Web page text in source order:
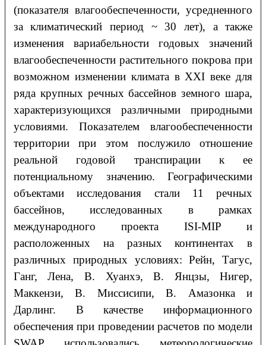
(показателя влагообеспеченности, усредненного
за климатический период ~ 30 лет), а также
изменения вариабельности годовых значений
влагообеспеченности растительного покрова при
возможном изменении климата в ХХI веке для
ряда крупных речных бассейнов земного шара,
характеризующихся различными природными
условиями. Показателем влагообеспеченности
территории при этом послужило отношение
реальной годовой транспирации к ее
потенциальному значению. Географическими
объектами исследования стали 11 речных
бассейнов, исследованных в рамках
международного проекта ISI-MIP и
расположенных на разных континентах в
различных природных условиях: Рейн, Тагус,
Ганг, Лена, В. Хуанхэ, В. Янцзы, Нигер,
Маккензи, В. Миссисипи, В. Амазонка и
Дарлинг. В качестве информационного
обеспечения при проведении расчетов по модели